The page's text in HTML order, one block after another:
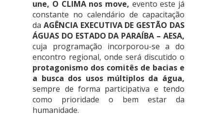
une, O CLIMA nos move, evento este já
constante no calendário de capacitação
da AGÊNCIA EXECUTIVA DE GESTÃO DAS
ÁGUAS DO ESTADO DA PARAÍBA – AESA,
cuja programação incorporou-se a do
encontro regional, onde será discutido o
protagonismo dos comitês de bacias e
a busca dos usos múltiplos da água,
sempre de forma participativa e tendo
como prioridade o bem estar da
humanidade.